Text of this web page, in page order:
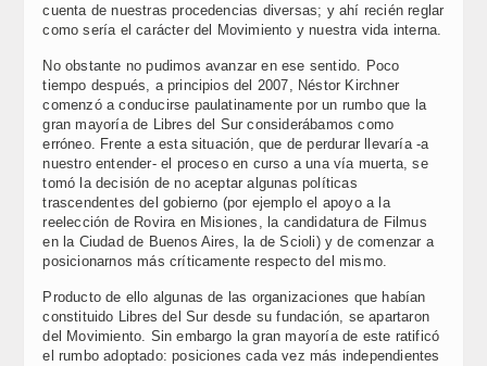
cuenta de nuestras procedencias diversas; y ahí recién reglar
como sería el carácter del Movimiento y nuestra vida interna.
No obstante no pudimos avanzar en ese sentido. Poco
tiempo después, a principios del 2007, Néstor Kirchner
comenzó a conducirse paulatinamente por un rumbo que la
gran mayoría de Libres del Sur considerábamos como
erróneo. Frente a esta situación, que de perdurar llevaría -a
nuestro entender- el proceso en curso a una vía muerta, se
tomó la decisión de no aceptar algunas políticas
trascendentes del gobierno (por ejemplo el apoyo a la
reelección de Rovira en Misiones, la candidatura de Filmus
en la Ciudad de Buenos Aires, la de Scioli) y de comenzar a
posicionarnos más críticamente respecto del mismo.
Producto de ello algunas de las organizaciones que habían
constituido Libres del Sur desde su fundación, se apartaron
del Movimiento. Sin embargo la gran mayoría de este ratificó
el rumbo adoptado: posiciones cada vez más independientes